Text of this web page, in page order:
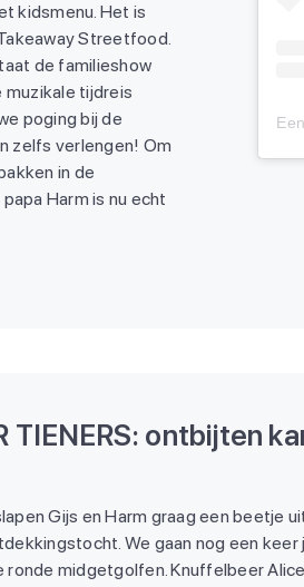
kidsmenu. Het is
Streetfood.
de familieshow
muzikale tijdreis
poging bij de
zelfs verlengen! Om
in de
Harm is nu echt
TIENERS: ontbijten
Gijs en Harm graag een beetje
We gaan nog een keer
ronde midgetgolfen. Knuffelbeer